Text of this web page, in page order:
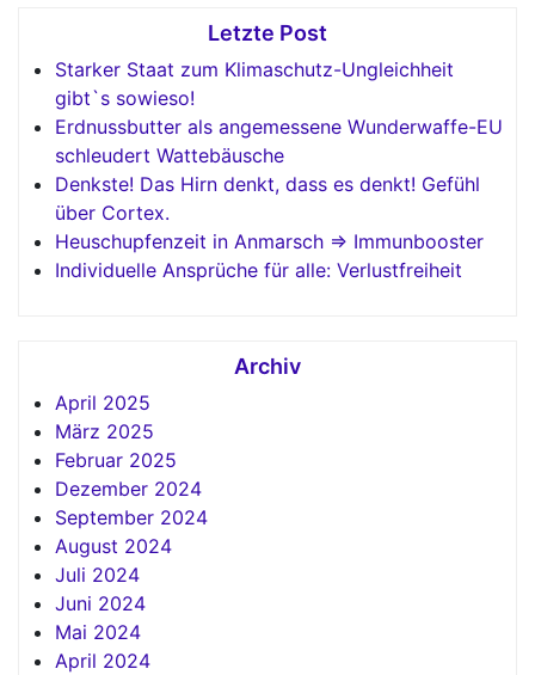
Letzte Post
Starker Staat zum Klimaschutz-Ungleichheit
gibt`s sowieso!
Erdnussbutter als angemessene Wunderwaffe-EU
schleudert Wattebäusche
Denkste! Das Hirn denkt, dass es denkt! Gefühl
über Cortex.
Heuschupfenzeit in Anmarsch => Immunbooster
Individuelle Ansprüche für alle: Verlustfreiheit
Archiv
April 2025
März 2025
Februar 2025
Dezember 2024
September 2024
August 2024
Juli 2024
Juni 2024
Mai 2024
April 2024